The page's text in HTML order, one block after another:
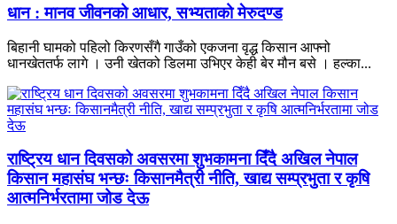
धान : मानव जीवनको आधार, सभ्यताको मेरुदण्ड
बिहानी घामको पहिलो किरणसँगै गाउँको एकजना वृद्ध किसान आफ्नो
धानखेततर्फ लागे । उनी खेतको डिलमा उभिएर केही बेर मौन बसे । हल्का...
राष्ट्रिय धान दिवसको अवसरमा शुभकामना दिँदै अखिल नेपाल
किसान महासंघ भन्छः किसानमैत्री नीति, खाद्य सम्प्रभुता र कृषि
आत्मनिर्भरतामा जोड देऊ